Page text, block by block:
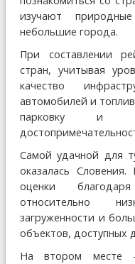
изучают
небольшие города.
При составлении
стран, учитывая
качество
автомобилей и
парковку и
Самой удачной для
оказалась Словения.
оценки
относительно
загруженности и
объектов, доступных
На втором месте –